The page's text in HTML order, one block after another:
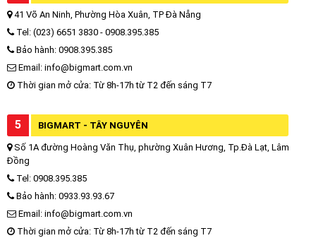
41 Võ An Ninh, Phường Hòa Xuân, TP Đà Nẵng
Tel: (023) 6651 3830 - 0908.395.385
Bảo hành: 0908.395.385
Email: info@bigmart.com.vn
Thời gian mở cửa: Từ 8h-17h từ T2 đến sáng T7
5 BIGMART - TÂY NGUYÊN
Số 1A đường Hoàng Văn Thụ, phường Xuân Hương, Tp.Đà Lạt, Lâm
Đồng
Tel: 0908.395.385
Bảo hành: 0933.93.93.67
Email: info@bigmart.com.vn
Thời gian mở cửa: Từ 8h-17h từ T2 đến sáng T7